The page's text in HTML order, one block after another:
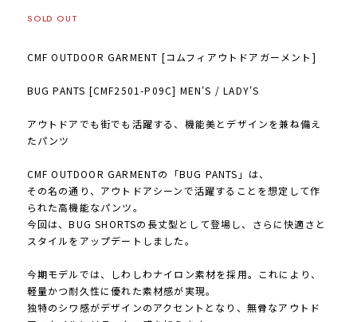
SOLD OUT
CMF OUTDOOR GARMENT [コムフィアウトドアガーメント]
BUG PANTS [CMF2501-P09C] MEN'S / LADY'S
アウトドアでも街でも活躍する、機能美とデザインを兼ね備え
たパンツ
CMF OUTDOOR GARMENTの「BUG PANTS」は、
その名の通り、アウトドアシーンで活躍することを想定して作
られた高機能なパンツ。
今回は、BUG SHORTSの長丈型として登場し、さらに快適さと
スタイルをアップデートしました。
今期モデルでは、しわしわナイロン素材を採用。これにより、
軽量かつ耐久性に優れた素材感が実現。
独特のシワ感がデザインのアクセントとなり、無骨なアウトド